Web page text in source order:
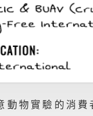
動物實驗的消費